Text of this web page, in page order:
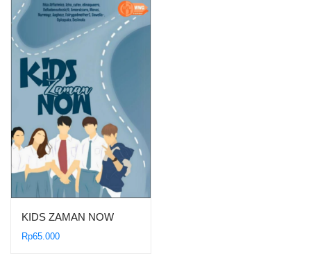
KIDS ZAMAN NOW
Rp65.000